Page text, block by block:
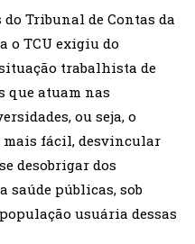
do Tribunal de Contas da
o TCU exigiu do
trabalhista de
que atuam nas
ou seja, o
fácil, desvincular
desobrigar dos
saúde públicas, sob
usuária dessas